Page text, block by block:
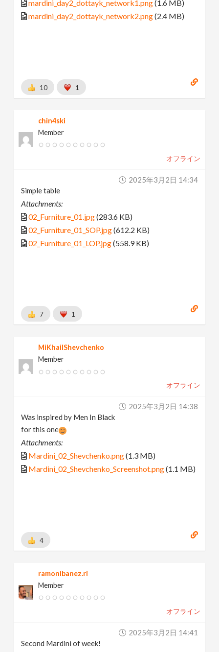
mardini_day2_dottayk_network1.png(1.6 MB)
mardini_day2_dottayk_network2.png(2.4 MB)
10 1
chin4ski
Member
オフライン
2025年3月2日 14:34
Simple table
Attachments:
02_Furniture_01.jpg(283.6 KB)
02_Furniture_01_SOP.jpg(612.2 KB)
02_Furniture_01_LOP.jpg(558.9 KB)
7 1
MiKhailShevchenko
Member
オフライン
2025年3月2日 14:38
Was inspired by Men In Black
for this one
Attachments:
Mardini_02_Shevchenko.png(1.3 MB)
Mardini_02_Shevchenko_Screenshot.png(1.1 MB)
4
ramonibanez.ri
Member
オフライン
2025年3月2日 14:41
Second Mardini of week!